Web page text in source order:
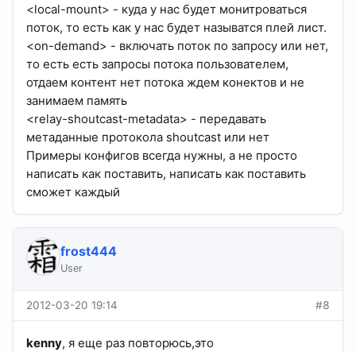
<local-mount> - куда у нас будет монитроваться
поток, то есть как у нас будет называтся плей лист.
<on-demand> - включать поток по запросу или нет,
то есть есть запросы потока пользователем,
отдаем контент нет потока ждем конектов и не
занимаем память
<relay-shoutcast-metadata> - передавать
метаданные протокола shoutcast или нет
Примеры конфигов всегда нужны, а не просто
написать как поставить, написать как поставить
сможет каждый
frost444
User
2012-03-20 19:14 #8
kenny, я еще раз повторюсь,это